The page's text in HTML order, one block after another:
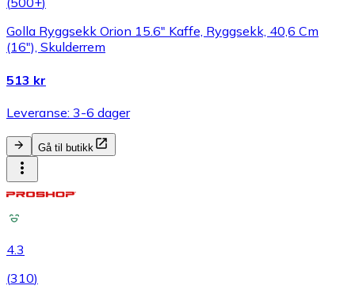
Golla Ryggsekk Orion 15.6" Kaffe, Ryggsekk, 40,6 Cm
(16"), Skulderrem
513 kr
Leveranse: 3-6 dager
Gå til butikk
4.3
(310)